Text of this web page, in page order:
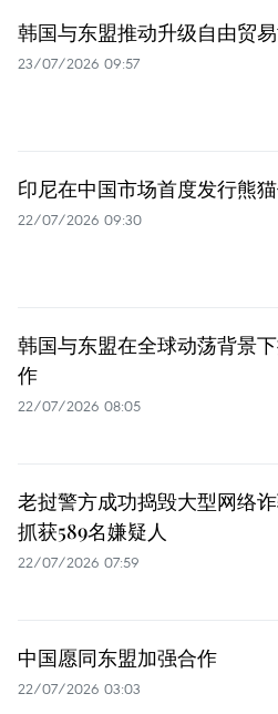
韩国与东盟推动升级自由贸
23/07/2026 09:57
印尼在中国市场首度发行熊
22/07/2026 09:30
韩国与东盟在全球动荡背景
作
22/07/2026 08:05
老挝警方成功捣毁大型网络
抓获589名嫌疑人
22/07/2026 07:59
中国愿同东盟加强合作
22/07/2026 03:03